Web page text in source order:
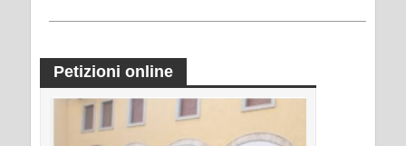
Petizioni online